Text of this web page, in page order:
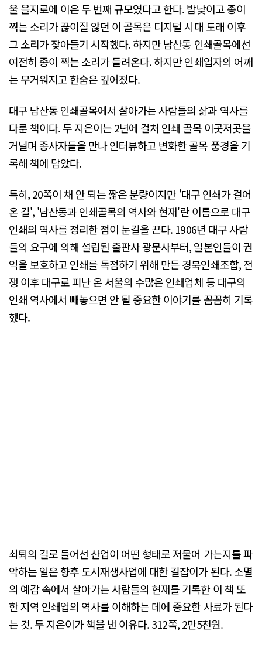
울 을지로에 이은 두 번째 규모였다고 한다. 밤낮이고 종이
찍는 소리가 끊이질 않던 이 골목은 디지털 시대 도래 이후
그 소리가 잦아들기 시작했다. 하지만 남산동 인쇄골목에선
여전히 종이 찍는 소리가 들려온다. 하지만 인쇄업자의 어깨
는 무거워지고 한숨은 깊어졌다.
대구 남산동 인쇄골목에서 살아가는 사람들의 삶과 역사를
다룬 책이다. 두 지은이는 2년에 걸쳐 인쇄 골목 이곳저곳을
거닐며 종사자들을 만나 인터뷰하고 변화한 골목 풍경을 기
록해 책에 담았다.
특히, 20쪽이 채 안 되는 짧은 분량이지만 '대구 인쇄가 걸어
온 길', '남산동과 인쇄골목의 역사와 현재'란 이름으로 대구
인쇄의 역사를 정리한 점이 눈길을 끈다. 1906년 대구 사람
들의 요구에 의해 설립된 출판사 광문사부터, 일본인들이 권
익을 보호하고 인쇄를 독점하기 위해 만든 경북인쇄조합, 전
쟁 이후 대구로 피난 온 서울의 수많은 인쇄업체 등 대구의
인쇄 역사에서 빼놓으면 안 될 중요한 이야기를 꼼꼼히 기록
했다.
쇠퇴의 길로 들어선 산업이 어떤 형태로 저물어 가는지를 파
악하는 일은 향후 도시재생사업에 대한 길잡이가 된다. 소멸
의 예감 속에서 살아가는 사람들의 현재를 기록한 이 책 또
한 지역 인쇄업의 역사를 이해하는 데에 중요한 사료가 된다
는 것. 두 지은이가 책을 낸 이유다. 312쪽, 2만5천원.